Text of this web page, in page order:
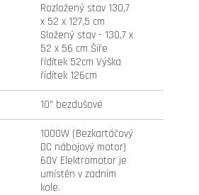
Rozložený stav 130,7
x 52 x 127,5 cm
Složený stav - 130,7 x
52 x 56 cm Šíře
řídítek 52cm Výška
řídítek 126cm
10" bezdušové
1000W (Bezkartáčový
DC nábojový motor)
60V Elektromotor je
umístěn v zadním
kole.